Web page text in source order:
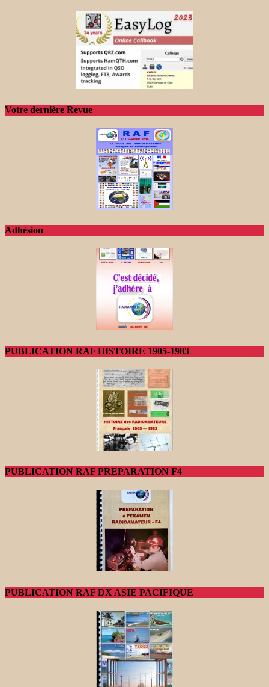
Votre dernière Revue
Adhésion
PUBLICATION RAF HISTOIRE 1905-1983
PUBLICATION RAF PREPARATION F4
PUBLICATION RAF DX ASIE PACIFIQUE